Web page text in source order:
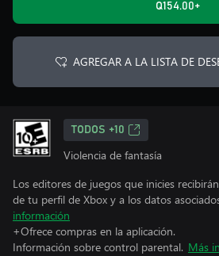
Q154.00+
AGREGAR A LA LISTA DE
TODOS +10
Violencia de fantasía
Los editores de juegos que inicies
de tu perfil de Xbox y a los datos
información
+Ofrece compras en la aplicación.
Información sobre control parental. Más